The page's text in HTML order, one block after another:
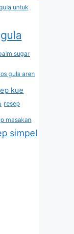
untuk
sugar
gula aren
kue
resep
masakan
simpel